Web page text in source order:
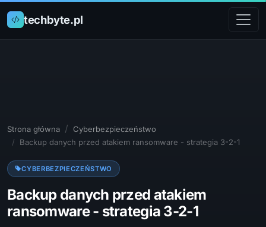
techbyte.pl
Strona główna
Cyberbezpieczeństwo
Backup danych przed atakiem ransomware - strategia 3-2-1
CYBERBEZPIECZEŃSTWO
Backup danych przed atakiem
ransomware - strategia 3-2-1